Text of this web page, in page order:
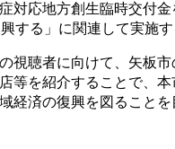
対応地方創生臨時交付
する」に関連して実施す
視聴者に向けて、矢板
等を紹介することで、
経済の復興を図ることを